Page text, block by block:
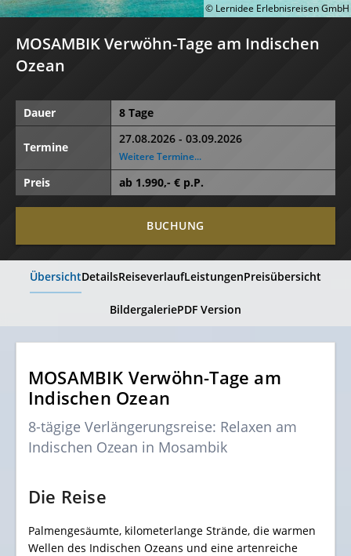
MOSAMBIK Verwöhn-Tage am Indischen
Ozean
Dauer 8 Tage
Termine
27.08.2026 - 03.09.2026
Weitere Termine...
Preis ab 1.990,- € p.P.
BUCHUNG
© Lernidee Erlebnisreisen GmbH
ÜbersichtDetailsReiseverlaufLeistungenPreisübersicht
BildergaleriePDF Version
MOSAMBIK Verwöhn-Tage am
Indischen Ozean
8-tägige Verlängerungsreise: Relaxen am
Indischen Ozean in Mosambik
Die Reise
Palmengesäumte, kilometerlange Strände, die warmen
Wellen des Indischen Ozeans und eine artenreiche